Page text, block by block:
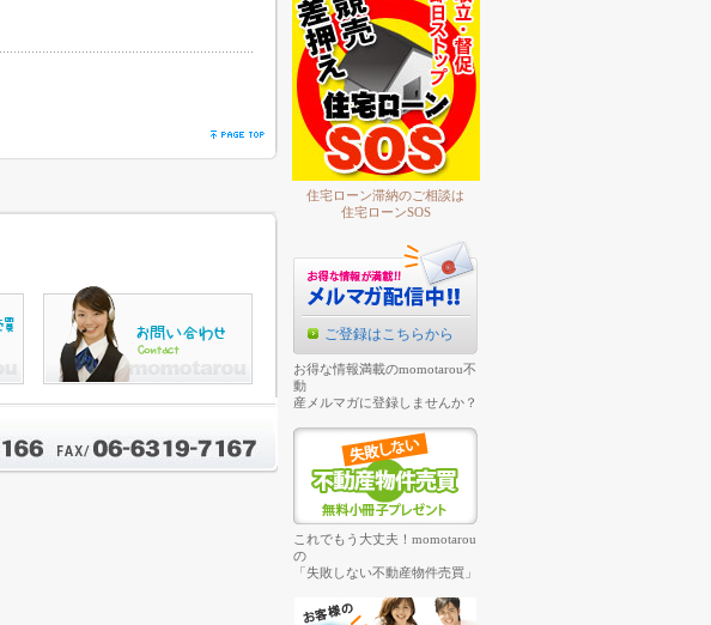
住宅ローン滞納のご相談は
住宅ローンSOS
ご登録はこちらから
お得な情報満載のmomotarou不
動
産メルマガに登録しませんか？
これでもう大丈夫！momotarou
の
「失敗しない不動産物件売買」